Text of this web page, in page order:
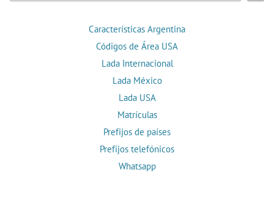
Características Argentina
Códigos de Área USA
Lada Internacional
Lada México
Lada USA
Matrículas
Prefijos de países
Prefijos telefónicos
Whatsapp